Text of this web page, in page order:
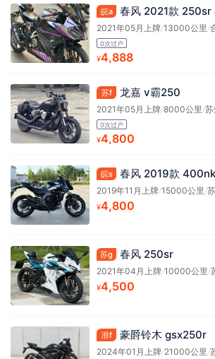
皖a 春风 2021款 250sr
2021年05月上牌/13000公里/
0次过户
¥4,888
苏f 龙嘉 v霸250
2021年05月上牌/8000公里/
0次过户
¥4,800
皖s 春风 2019款 400nk
2019年11月上牌/15000公里/
¥4,800
苏g 春风 250sr
2021年04月上牌/10000公里/
¥4,500
浙f 豪爵铃木 gsx250r
2024年01月上牌/21000公里/